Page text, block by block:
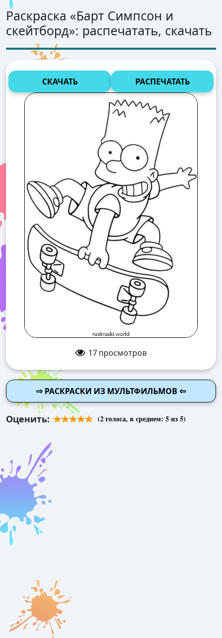
Раскраска «Барт Симпсон и
скейтборд»: распечатать, скачать
СКАЧАТЬ РАСПЕЧАТАТЬ
17просмотров
⇨ РАСКРАСКИ ИЗ МУЛЬТФИЛЬМОВ ⇦
Оценить: (2голоса, в среднем: 5из 5)